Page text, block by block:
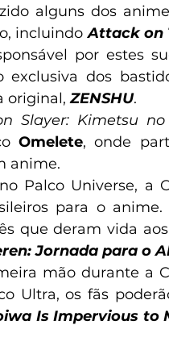
alguns dos
incluindo Attack on
por estes
dos
original, ZENSHU.
Slayer: Kimetsu no
Omelete, onde
anime.
Palco Universe, a
para o
que deram vida
Jornada para o
mão durante a
Ultra, os fãs
Is Impervious to